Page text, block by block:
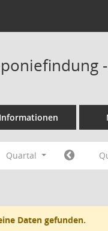
Informationen
Quartal
Daten gefunden.